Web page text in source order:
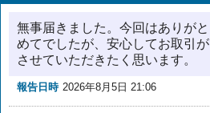
無事届きました。今回はありが
めてでしたが、安心してお取引
させていただきたく思います。
報告日時 2026年8月5日 21:06